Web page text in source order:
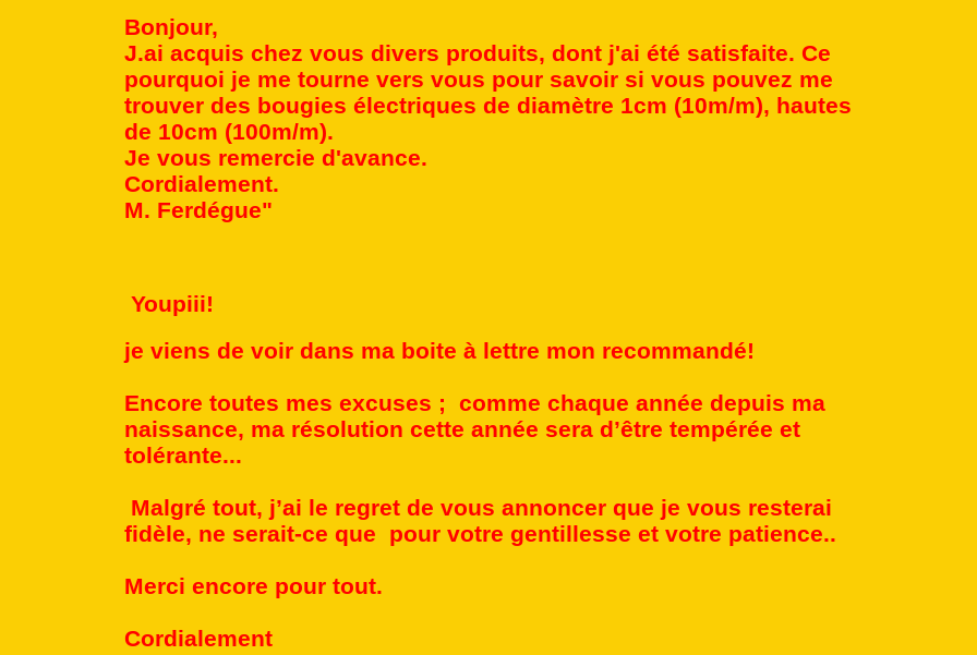
Bonjour,
J.ai acquis chez vous divers produits, dont j'ai été satisfaite. Ce
pourquoi je me tourne vers vous pour savoir si vous pouvez me
trouver des bougies électriques de diamètre 1cm (10m/m), hautes
de 10cm (100m/m).
Je vous remercie d'avance.
Cordialement.
M. Ferdégue"
Youpiii!
je viens de voir dans ma boite à lettre mon recommandé!
Encore toutes mes excuses ; comme chaque année depuis ma
naissance, ma résolution cette année sera d’être tempérée et
tolérante...
Malgré tout, j’ai le regret de vous annoncer que je vous resterai
fidèle, ne serait-ce que pour votre gentillesse et votre patience..
Merci encore pour tout.
Cordialement